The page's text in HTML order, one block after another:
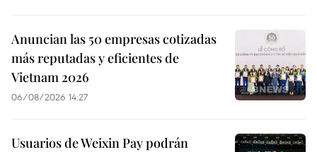
Anuncian las 50 empresas cotizadas
más reputadas y eficientes de
Vietnam 2026
06/08/2026 14:27
Usuarios de Weixin Pay podrán